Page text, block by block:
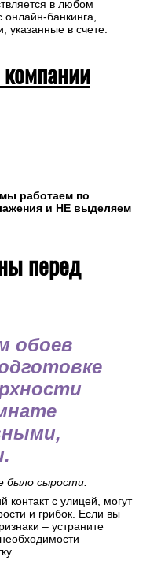
в любом
онлайн-банкинга,
указанные в счете.
работаем по
и НЕ выделяем
перед
обоев
было сырости.
с улицей, могут
и грибок. Если вы
– устраните